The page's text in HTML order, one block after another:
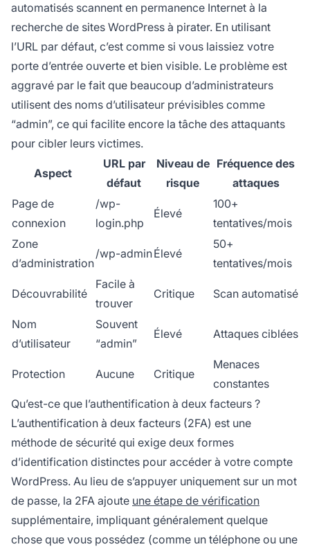
automatisés scannent en permanence Internet à la
recherche de sites WordPress à pirater. En utilisant
l’URL par défaut, c’est comme si vous laissiez votre
porte d’entrée ouverte et bien visible. Le problème est
aggravé par le fait que beaucoup d’administrateurs
utilisent des noms d’utilisateur prévisibles comme
“admin”, ce qui facilite encore la tâche des attaquants
pour cibler leurs victimes.
Aspect
URL par
défaut
Niveau de
risque
Fréquence des
attaques
Page de
connexion
/wp-
login.php
Élevé
100+
tentatives/mois
Zone
d’administration
/wp-adminÉlevé
50+
tentatives/mois
Découvrabilité
Facile à
trouver
Critique Scan automatisé
Nom
d’utilisateur
Souvent
“admin”
Élevé Attaques ciblées
Protection Aucune Critique
Menaces
constantes
Qu’est-ce que l’authentification à deux facteurs ?
L’authentification à deux facteurs (2FA) est une
méthode de sécurité qui exige deux formes
d’identification distinctes pour accéder à votre compte
WordPress. Au lieu de s’appuyer uniquement sur un mot
de passe, la 2FA ajoute une étape de vérification
supplémentaire, impliquant généralement quelque
chose que vous possédez (comme un téléphone ou une